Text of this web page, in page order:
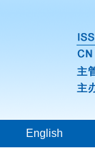
English